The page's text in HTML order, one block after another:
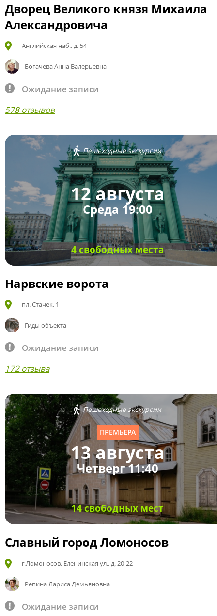
Дворец Великого князя Михаила
Александровича
Английская наб., д. 54
Богачева Анна Валерьевна
Ожидание записи
578 отзывов
Пешеходные экскурсии
12 августа
Среда 19:00
4 свободных места
Нарвские ворота
пл. Стачек, 1
Гиды объекта
Ожидание записи
172 отзыва
Пешеходные экскурсии
ПРЕМЬЕРА
13 августа
Четверг 11:40
14 свободных мест
Славный город Ломоносов
г.Ломоносов, Еленинская ул., д. 20-22
Репина Лариса Демьяновна
Ожидание записи